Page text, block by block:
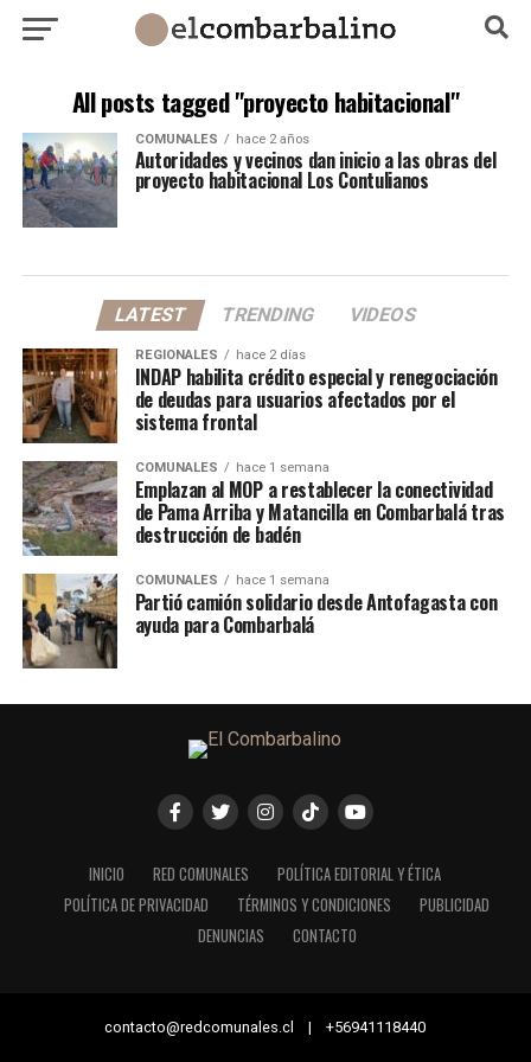
All posts tagged "proyecto habitacional"
COMUNALES hace 2 años
Autoridades y vecinos dan inicio a las obras del
proyecto habitacional Los Contulianos
LATEST TRENDING VIDEOS
REGIONALES hace 2 días
INDAP habilita crédito especial y renegociación
de deudas para usuarios afectados por el
sistema frontal
COMUNALES hace 1 semana
Emplazan al MOP a restablecer la conectividad
de Pama Arriba y Matancilla en Combarbalá tras
destrucción de badén
COMUNALES hace 1 semana
Partió camión solidario desde Antofagasta con
ayuda para Combarbalá
INICIO RED COMUNALES
POLÍTICA EDITORIAL Y ÉTICA
POLÍTICA DE PRIVACIDAD
TÉRMINOS Y CONDICIONES
PUBLICIDAD
DENUNCIAS
CONTACTO
contacto@redcomunales.cl | +56941118440